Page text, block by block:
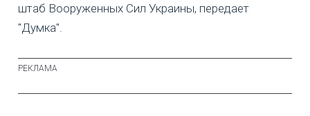
штаб Вооруженных Сил Украины, передает
"Думка".